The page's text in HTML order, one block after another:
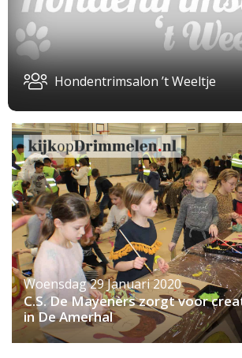
Hondentrimsalon ’t Weeltje
Woensdag 29 Januari 2020
C.S. De Mayenèrs zorgt voor
in De Amerhal